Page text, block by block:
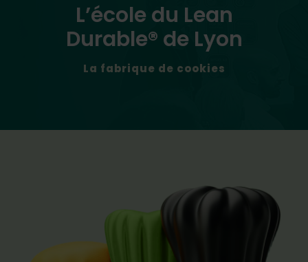
L’école du Lean
Durable® de Lyon
La fabrique de cookies